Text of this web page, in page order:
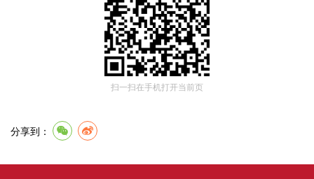
扫一扫在手机打开当前页
分享到：